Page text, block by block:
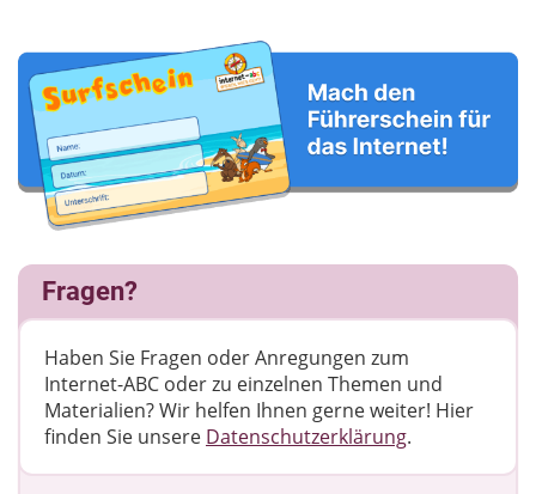
Fragen?
Haben Sie Fragen oder Anregungen zum
Internet-ABC oder zu einzelnen Themen und
Materialien? Wir helfen Ihnen gerne weiter! ​Hier
finden Sie unsere Datenschutzerklärung.